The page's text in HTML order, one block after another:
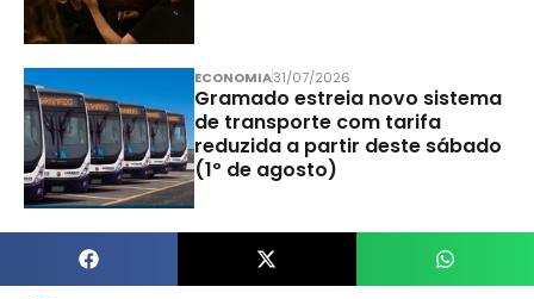
ECONOMIA31/07/2026
Gramado estreia novo sistema
de transporte com tarifa
reduzida a partir deste sábado
(1º de agosto)